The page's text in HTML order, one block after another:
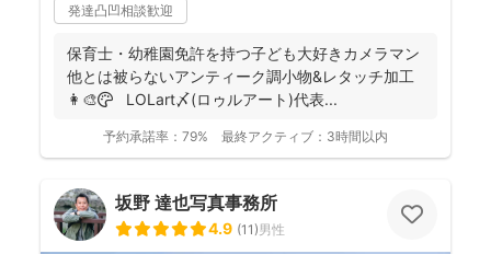
発達凸凹相談歓迎
保育士・幼稚園免許を持つ子ども大好きカメラマン
他とは被らないアンティーク調小物&レタッチ加工
👩‍🎨🎨 LOLart〆(ロゥルアート)代表...
予約承諾率： 79% 最終アクティブ： 3時間以内
坂野 達也写真事務所
4.9 (11)男性